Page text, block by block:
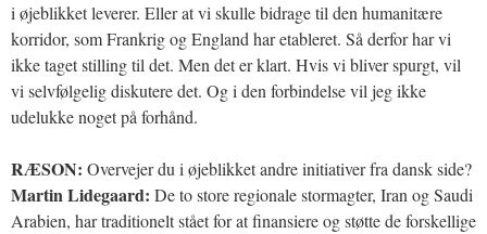
i øjeblikket leverer. Eller at vi skulle bidrage til den humanitære
korridor, som Frankrig og England har etableret. Så derfor har vi
ikke taget stilling til det. Men det er klart. Hvis vi bliver spurgt, vil
vi selvfølgelig diskutere det. Og i den forbindelse vil jeg ikke
udelukke noget på forhånd.
RÆSON: Overvejer du i øjeblikket andre initiativer fra dansk side?
Martin Lidegaard: De to store regionale stormagter, Iran og Saudi
Arabien, har traditionelt stået for at finansiere og støtte de forskellige